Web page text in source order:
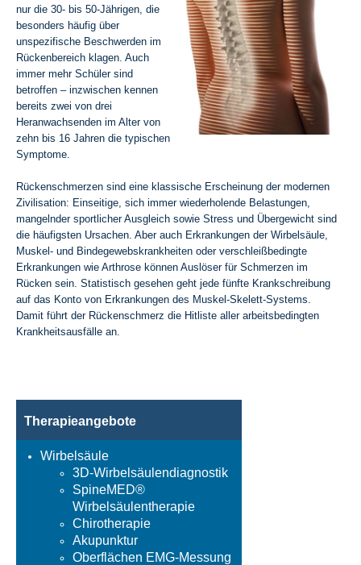
nur die 30- bis 50-Jährigen, die
besonders häufig über
unspezifische Beschwerden im
Rückenbereich klagen. Auch
immer mehr Schüler sind
betroffen – inzwischen kennen
bereits zwei von drei
Heranwachsenden im Alter von
zehn bis 16 Jahren die typischen
Symptome.
Rückenschmerzen sind eine klassische Erscheinung der modernen
Zivilisation: Einseitige, sich immer wiederholende Belastungen,
mangelnder sportlicher Ausgleich sowie Stress und Übergewicht sind
die häufigsten Ursachen. Aber auch Erkrankungen der Wirbelsäule,
Muskel- und Bindegewebskrankheiten oder verschleißbedingte
Erkrankungen wie Arthrose können Auslöser für Schmerzen im
Rücken sein. Statistisch gesehen geht jede fünfte Krankschreibung
auf das Konto von Erkrankungen des Muskel-Skelett-Systems.
Damit führt der Rückenschmerz die Hitliste aller arbeitsbedingten
Krankheitsausfälle an.
Therapieangebote
Wirbelsäule
3D-Wirbelsäulendiagnostik
SpineMED®
Wirbelsäulentherapie
Chirotherapie
Akupunktur
Oberflächen EMG-Messung